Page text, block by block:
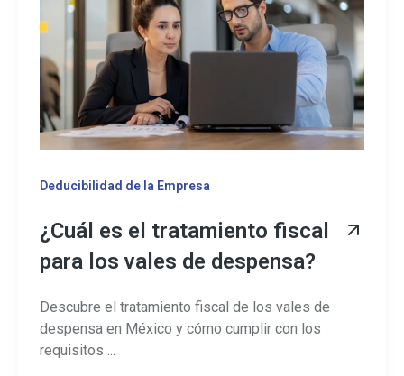
Deducibilidad de la Empresa
¿Cuál es el tratamiento fiscal
para los vales de despensa?
Descubre el tratamiento fiscal de los vales de
despensa en México y cómo cumplir con los
requisitos ...